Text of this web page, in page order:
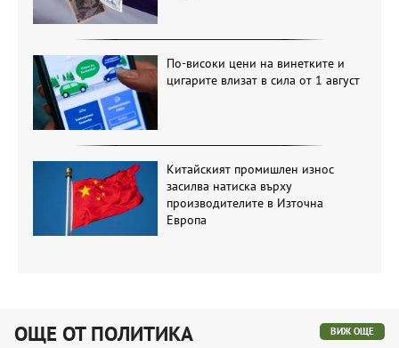
По-високи цени на винетките и
цигарите влизат в сила от 1 август
Китайският промишлен износ
засилва натиска върху
производителите в Източна
Европа
ОЩЕ ОТ ПОЛИТИКА ВИЖ ОЩЕ